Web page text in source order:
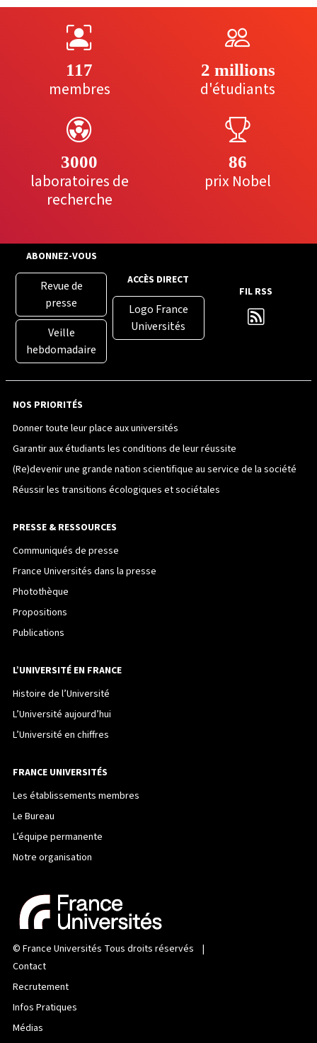
117
membres
2 millions
d'étudiants
3000
laboratoires de
recherche
86
prix Nobel
ABONNEZ-VOUS
Revue de
presse
Veille
hebdomadaire
ACCÈS DIRECT
Logo France
Universités
FIL RSS
NOS PRIORITÉS
Donner toute leur place aux universités
Garantir aux étudiants les conditions de leur réussite
(Re)devenir une grande nation scientifique au service de la société
Réussir les transitions écologiques et sociétales
PRESSE & RESSOURCES
Communiqués de presse
France Universités dans la presse
Photothèque
Propositions
Publications
L’UNIVERSITÉ EN FRANCE
Histoire de l’Université
L’Université aujourd’hui
L’Université en chiffres
FRANCE UNIVERSITÉS
Les établissements membres
Le Bureau
L’équipe permanente
Notre organisation
© France Universités Tous droits réservés |
Contact
Recrutement
Infos Pratiques
Médias